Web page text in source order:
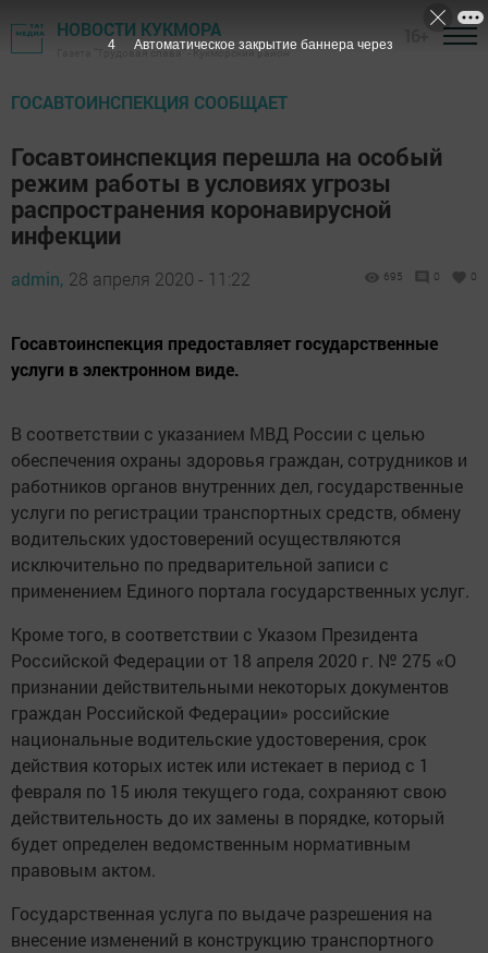
НОВОСТИ КУКМОРА
Газета "Трудовая слава" - Кукморский район
ГОСАВТОИНСПЕКЦИЯ СООБЩАЕТ
Госавтоинспекция перешла на особый
режим работы в условиях угрозы
распространения коронавирусной
инфекции
admin, 28 апреля 2020 - 11:22 695 0 0
Госавтоинспекция предоставляет государственные
услуги в электронном виде.
В соответствии с указанием МВД России с целью
обеспечения охраны здоровья граждан, сотрудников и
работников органов внутренних дел, государственные
услуги по регистрации транспортных средств, обмену
водительских удостоверений осуществляются
исключительно по предварительной записи с
применением Единого портала государственных услуг.
Кроме того, в соответствии с Указом Президента
Российской Федерации от 18 апреля 2020 г. № 275 «О
признании действительными некоторых документов
граждан Российской Федерации» российские
национальные водительские удостоверения, срок
действия которых истек или истекает в период с 1
февраля по 15 июля текущего года, сохраняют свою
действительность до их замены в порядке, который
будет определен ведомственным нормативным
правовым актом.
Государственная услуга по выдаче разрешения на
внесение изменений в конструкцию транспортного
3 Автоматическое закрытие баннера через